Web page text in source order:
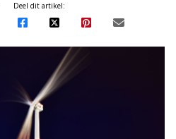
Deel dit artikel: